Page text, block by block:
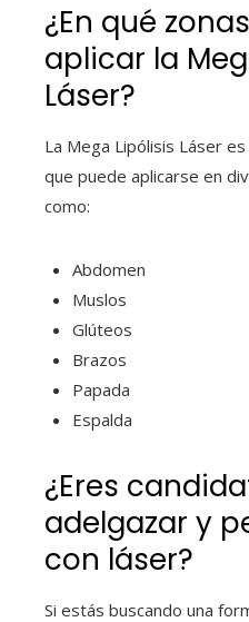
¿En qué
aplicar la
Láser?
La Mega Lipólisis Láser
que puede aplicarse en
como:
Abdomen
Muslos
Glúteos
Brazos
Papada
Espalda
¿Eres
adelgazar y
con láser?
Si estás buscando una